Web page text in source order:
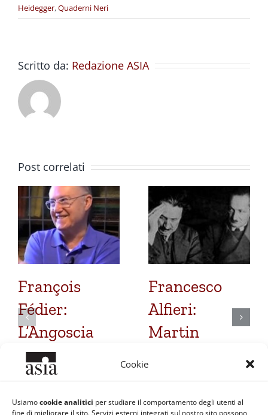
Cookie
Usiamocookie analitici per studiare il comportamento degli utenti al
fine di migliorare il sito. Servizi esterni integrati sul nostro sito possono
Heidegger,Quaderni Neri
Scritto da: Redazione ASIA
Post correlati
François
Fédier:
L’Angoscia
come
esperienza del
niente
Francesco
Alfieri:
Martin
Heidegger.